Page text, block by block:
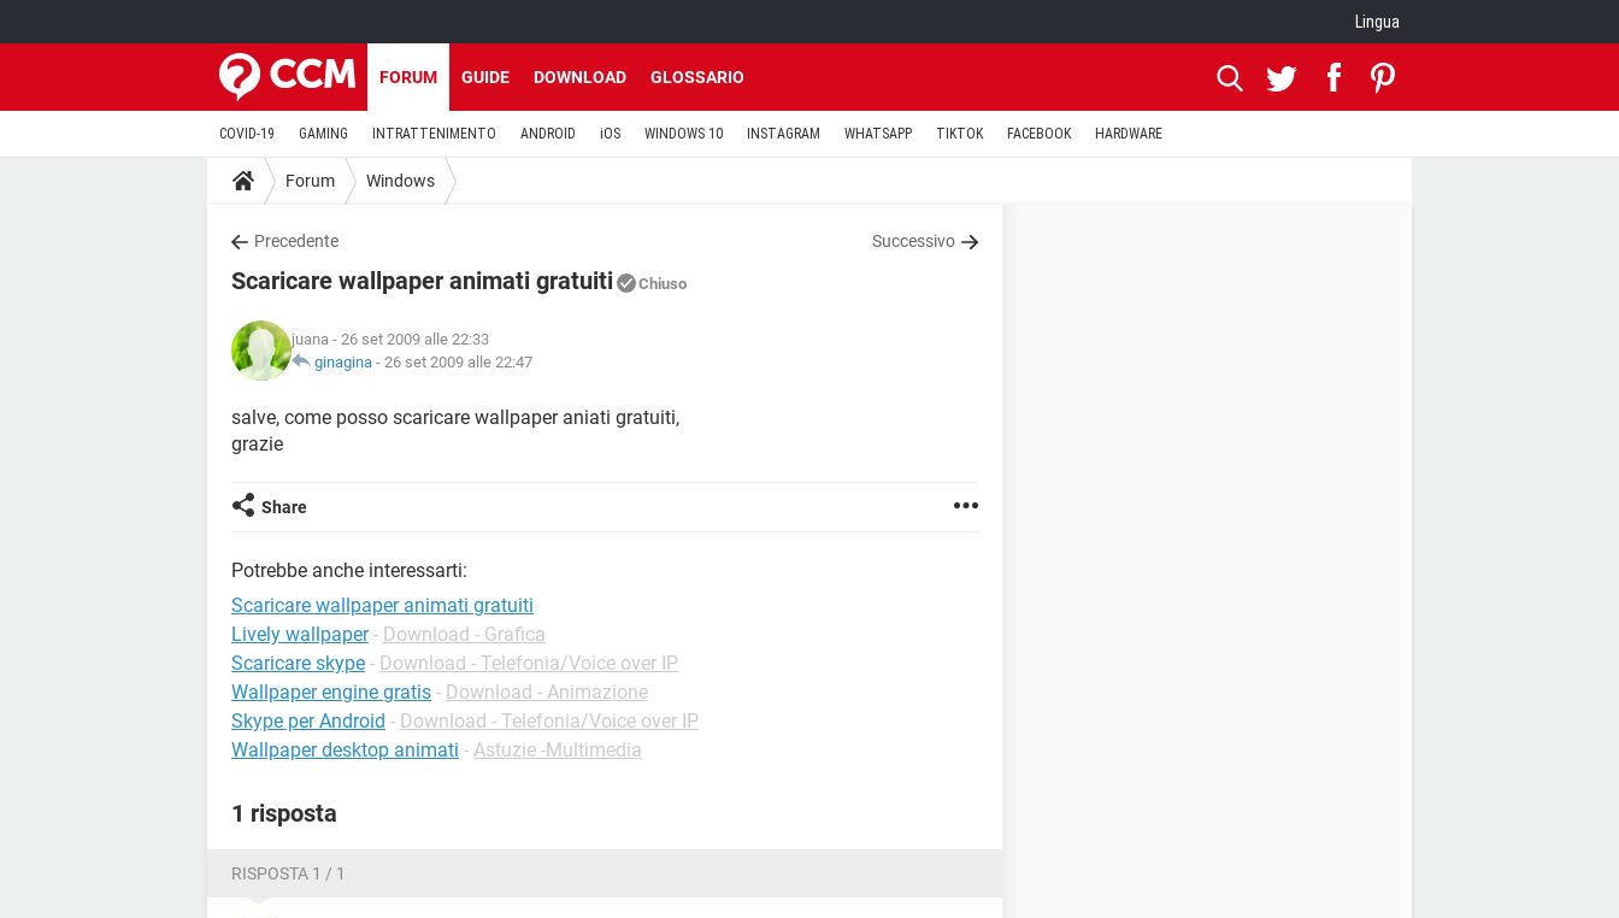
Lingua
FORUM GUIDE DOWNLOAD GLOSSARIO
COVID-19 GAMING INTRATTENIMENTO ANDROID iOS WINDOWS 10 INSTAGRAM WHATSAPP TIKTOK FACEBOOK HARDWARE
Forum Windows
Precedente Successivo
Scaricare wallpaper animati gratuiti Chiuso
juana - 26 set 2009 alle 22:33
ginagina - 26 set 2009 alle 22:47
salve, come posso scaricare wallpaper aniati gratuiti,
grazie
Share
Potrebbe anche interessarti:
Scaricare wallpaper animati gratuiti
Lively wallpaper - Download - Grafica
Scaricare skype - Download - Telefonia/Voice over IP
Wallpaper engine gratis - Download - Animazione
Skype per Android - Download - Telefonia/Voice over IP
Wallpaper desktop animati - Astuzie -Multimedia
1 risposta
RISPOSTA 1 / 1